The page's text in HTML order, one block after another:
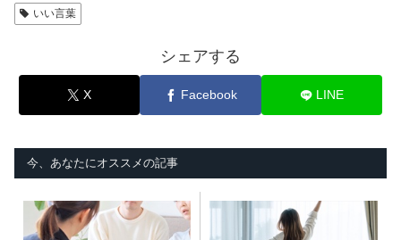
いい言葉
シェアする
X Facebook LINE
今、あなたにオススメの記事